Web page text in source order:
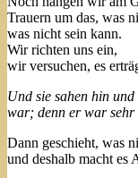
Trauern um das, was
was nicht sein kann.
Wir richten uns ein,
wir versuchen, es
Und sie sahen hin
war; denn er war
Dann geschieht, was
und deshalb macht es